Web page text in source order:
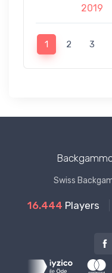
2019
1 2 3
Swiss
16.444 Players